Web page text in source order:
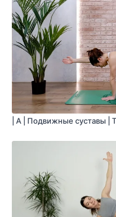
| A | Подвижные суставы |